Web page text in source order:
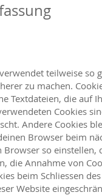
teilweise so
zu machen.
Textdateien, die auf
Cookies
Andere Cookies
Browser beim
Browser so
die Annahme von
beim Schliessen
Website